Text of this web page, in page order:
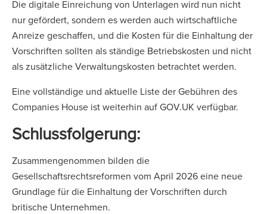
Die digitale Einreichung von Unterlagen wird nun nicht
nur gefördert, sondern es werden auch wirtschaftliche
Anreize geschaffen, und die Kosten für die Einhaltung der
Vorschriften sollten als ständige Betriebskosten und nicht
als zusätzliche Verwaltungskosten betrachtet werden.
Eine vollständige und aktuelle Liste der Gebühren des
Companies House ist weiterhin auf GOV.UK verfügbar.
Schlussfolgerung:
Zusammengenommen bilden die
Gesellschaftsrechtsreformen vom April 2026 eine neue
Grundlage für die Einhaltung der Vorschriften durch
britische Unternehmen.